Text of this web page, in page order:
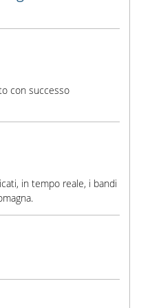
con successo
in tempo reale, i bandi